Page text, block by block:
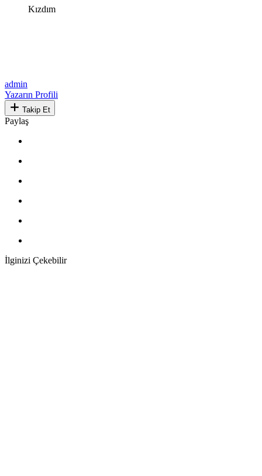
Kızdım
admin
Yazarın Profili
Takip Et
Paylaş
İlginizi Çekebilir